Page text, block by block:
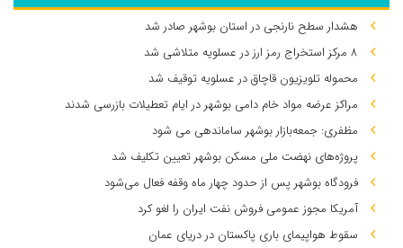
هشدار سطح نارنجی در استان بوشهر صادر شد
۸ مرکز استخراج رمز ارز در عسلویه متلاشی شد
محموله تلویزیون قاچاق در عسلویه توقیف شد
مراکز عرضه مواد خام دامی بوشهر در ایام تعطیلات بازرسی شدند
مظفری: جمعه‌بازار بوشهر ساماندهی می‌ شود
پروژه‌های نهضت ملی مسکن بوشهر تعیین تکلیف شد
فرودگاه بوشهر پس از حدود چهار ماه وقفه فعال می‌شود
آمریکا مجوز عمومی فروش نفت ایران را لغو کرد
سقوط هواپیمای باری پاکستان در دریای عمان